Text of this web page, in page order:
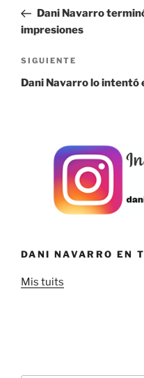
entradas
anterior:
Dani Navarro
impresiones
Siguiente
entrada
SIGUIENTE
Dani Navarro lo intentó
DANI NAVARRO EN
Mis tuits